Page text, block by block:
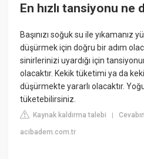
En hızlı tansiyonu ne
Başınızı soğuk su ile yıkamanız
düşürmek için doğru bir adım
sinirlerinizi uyardığı için
olacaktır. Kekik tüketimi ya da
düşürmekte yararlı olacaktır.
tüketebilirsiniz.
Kaynak kaldırma talebi |
acibadem.com.tr